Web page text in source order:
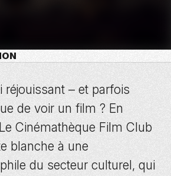
réjouissant – et parfois
de voir un film ? En
Cinémathèque Film Club
blanche à une
du secteur culturel, qui